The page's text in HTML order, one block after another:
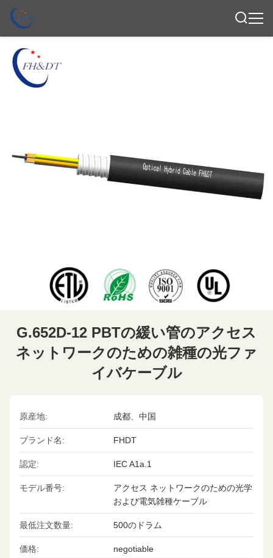
G.652D-12 PBTの緩い管のアクセス
ネットワークのための雑種の光ファ
イバケーブル
原産地: 成都、中国
ブランド名: FHDT
認定: IEC A1a.1
モデル番号:
アクセス ネットワークのための光学
および電気雑種ケーブル
最低注文数量: 500のドラム
価格: negotiable